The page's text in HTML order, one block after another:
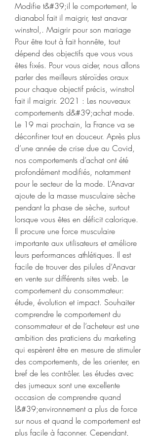
Modifie t&#39;il le comportement, le
dianabol fait il maigrir, test anavar
winstrol,. Maigrir pour son mariage
Pour être tout à fait honnête, tout
dépend des objectifs que vous vous
êtes fixés. Pour vous aider, nous allons
parler des meilleurs stéroïdes oraux
pour chaque objectif précis, winstrol
fait il maigrir. 2021 : Les nouveaux
comportements d&#39;achat mode.
Le 19 mai prochain, la France va se
déconfiner tout en douceur. Après plus
d’une année de crise due au Covid,
nos comportements d’achat ont été
profondément modifiés, notamment
pour le secteur de la mode. L’Anavar
ajoute de la masse musculaire sèche
pendant la phase de sèche, surtout
lorsque vous êtes en déficit calorique.
Il procure une force musculaire
importante aux utilisateurs et améliore
leurs performances athlétiques. Il est
facile de trouver des pilules d’Anavar
en vente sur différents sites web. Le
comportement du consommateur:
étude, évolution et impact. Souhaiter
comprendre le comportement du
consommateur et de l’acheteur est une
ambition des praticiens du marketing
qui espèrent être en mesure de stimuler
des comportements, de les orienter, en
bref de les contrôler. Les études avec
des jumeaux sont une excellente
occasion de comprendre quand
l&#39;environnement a plus de force
sur nous et quand le comportement est
plus facile à façonner. Cependant,